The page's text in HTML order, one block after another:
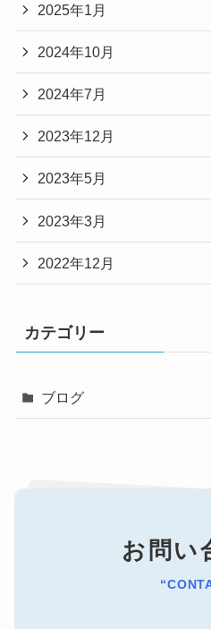
2025年1月
2024年10月
2024年7月
2023年12月
2023年5月
2023年3月
2022年12月
カテゴリー
ブログ
お問い